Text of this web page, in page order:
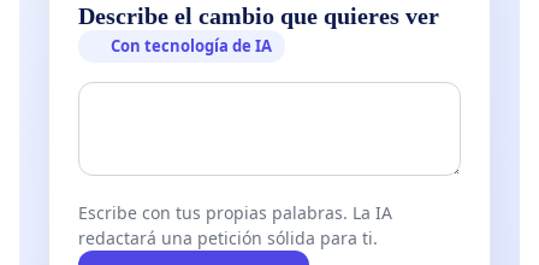
Describe el cambio que quieres ver
Con tecnología de IA
Escribe con tus propias palabras. La IA
redactará una petición sólida para ti.